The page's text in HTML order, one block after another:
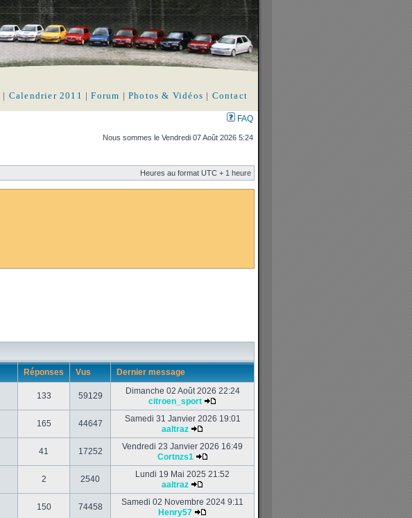
| Calendrier 2011 |Forum | Photos & Vidéos | Contact
FAQ
Nous sommes le Vendredi 07 Août 2026 5:24
Heures au format UTC + 1 heure
Réponses Vus
Dernier message
133 59129
Dimanche 02 Août 2026 22:24
citroen_sport
165 44647
Samedi 31 Janvier 2026 19:01
aaltraz
41 17252
Vendredi 23 Janvier 2026 16:49
Cortnzs1
2 2540
Lundi 19 Mai 2025 21:52
aaltraz
150 74458
Samedi 02 Novembre 2024 9:11
Henry57